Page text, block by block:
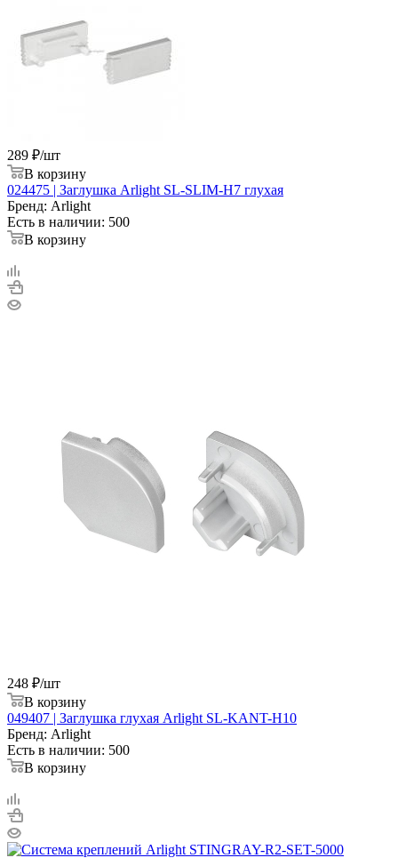
289 ₽/шт
В корзину
024475 | Заглушка Arlight SL-SLIM-H7 глухая
Бренд: Arlight
Есть в наличии: 500
В корзину
248 ₽/шт
В корзину
049407 | Заглушка глухая Arlight SL-KANT-H10
Бренд: Arlight
Есть в наличии: 500
В корзину